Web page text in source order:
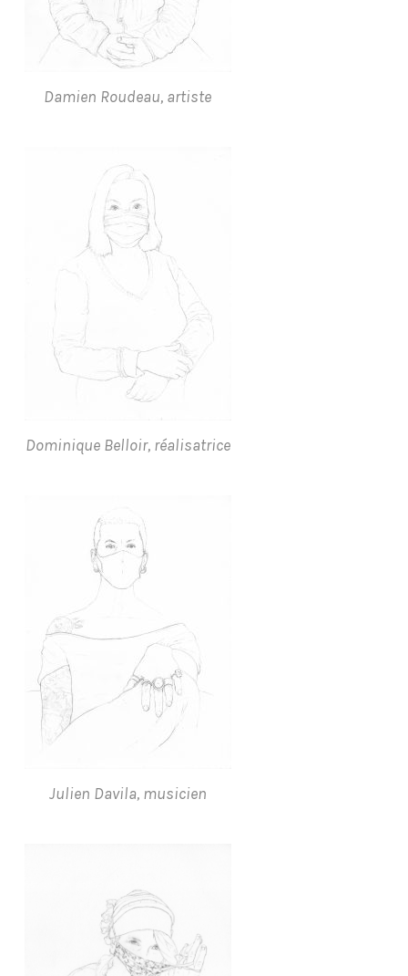
Damien Roudeau, artiste
Dominique Belloir, réalisatrice
Julien Davila, musicien